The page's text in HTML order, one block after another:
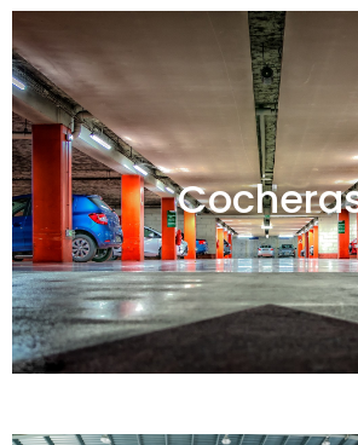
Cocheras en venta y
Ver todas